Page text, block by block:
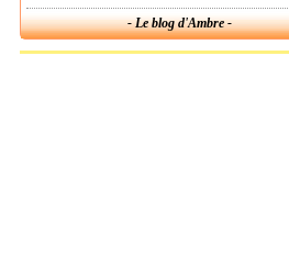
- Le blog d'Ambre -